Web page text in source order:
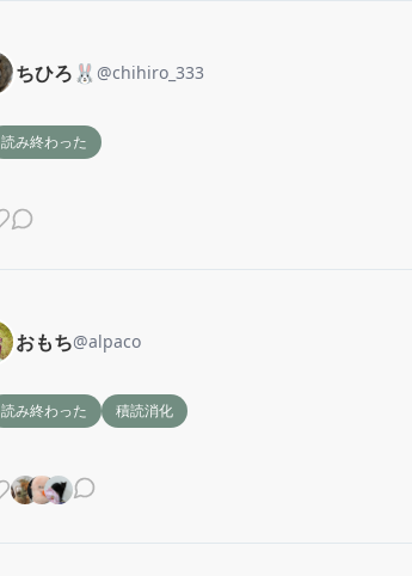
ちひろ🐰 @chihiro_333
読み終わった
おもち@alpaco
読み終わった 積読消化